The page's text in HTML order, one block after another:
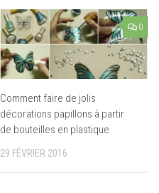
0
Comment faire de jolis
décorations papillons à partir
de bouteilles en plastique
29 FÉVRIER 2016